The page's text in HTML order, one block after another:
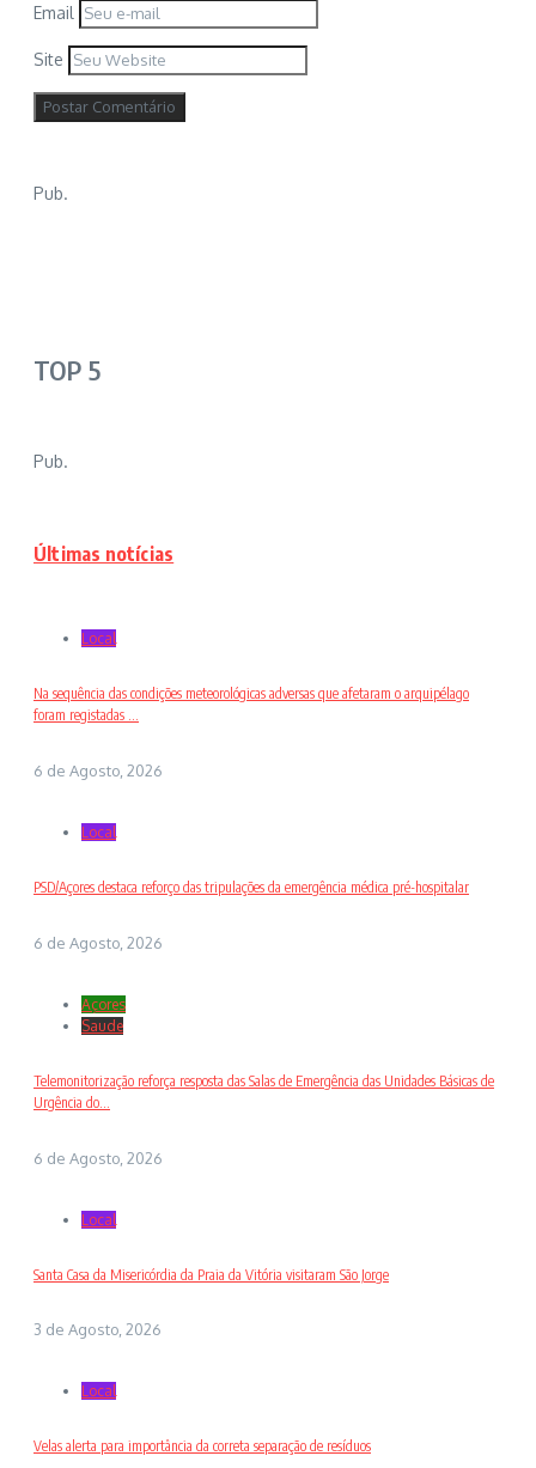
Email
Site
Pub.
TOP 5
Pub.
Últimas notícias
Local
Na sequência das condições meteorológicas adversas que afetaram o arquipélago
foram registadas ...
6 de Agosto, 2026
Local
PSD/Açores destaca reforço das tripulações da emergência médica pré-hospitalar
6 de Agosto, 2026
Açores
Saude
Telemonitorização reforça resposta das Salas de Emergência das Unidades Básicas de
Urgência do...
6 de Agosto, 2026
Local
Santa Casa da Misericórdia da Praia da Vitória visitaram São Jorge
3 de Agosto, 2026
Local
Velas alerta para importância da correta separação de resíduos